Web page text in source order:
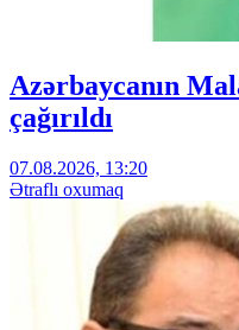
Azərbaycanın
çağırıldı
07.08.2026, 13:20
Ətraflı oxumaq